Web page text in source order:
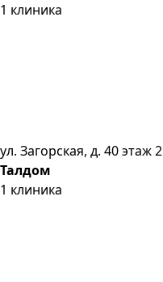
1 клиника
ул. Загорская, д. 40 этаж 2
Талдом
1 клиника